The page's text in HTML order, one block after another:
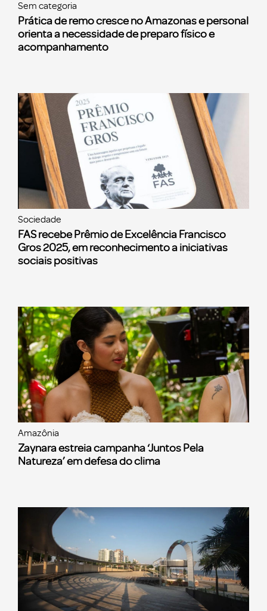
Sem categoria
Prática de remo cresce no Amazonas e personal
orienta a necessidade de preparo físico e
acompanhamento
Sociedade
FAS recebe Prêmio de Excelência Francisco
Gros 2025, em reconhecimento a iniciativas
sociais positivas
Amazônia
Zaynara estreia campanha ‘Juntos Pela
Natureza’ em defesa do clima